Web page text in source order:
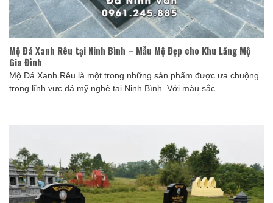
Mộ Đá Xanh Rêu tại Ninh Bình – Mẫu Mộ Đẹp cho Khu Lăng Mộ
Gia Đình
Mộ Đá Xanh Rêu là một trong những sản phẩm được ưa chuộng
trong lĩnh vực đá mỹ nghệ tại Ninh Bình. Với màu sắc ...